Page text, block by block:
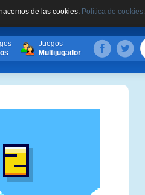
de las cookies. Política de cookies.
Juegos
Multijugador